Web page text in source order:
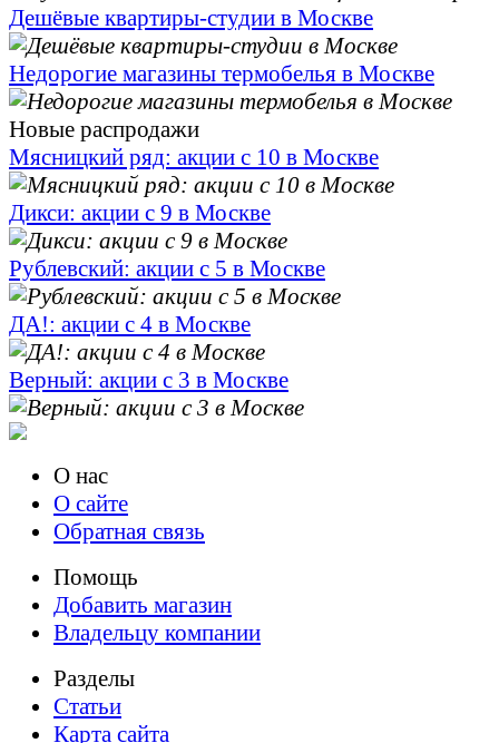
Дешёвые квартиры-студии в Москве
Недорогие магазины термобелья в Москве
Новые распродажи
Мясницкий ряд: акции с 10 в Москве
Дикси: акции с 9 в Москве
Рублевский: акции с 5 в Москве
ДА!: акции с 4 в Москве
Верный: акции с 3 в Москве
О нас
О сайте
Обратная связь
Помощь
Добавить магазин
Владельцу компании
Разделы
Статьи
Карта сайта